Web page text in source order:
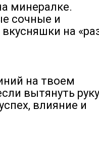
минералке.
сочные и
на
на твоем
вытянуть
влияние и